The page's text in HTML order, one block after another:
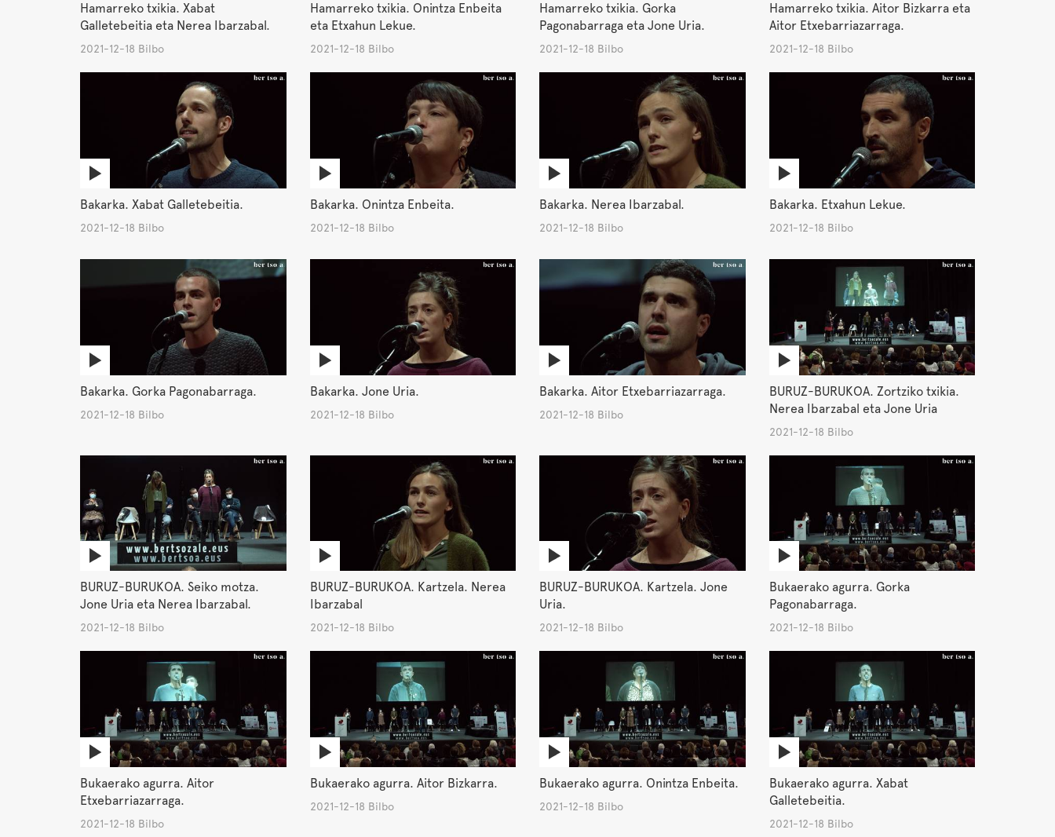
Hamarreko txikia. Xabat
Galletebeitia eta Nerea Ibarzabal.
2021-12-18 Bilbo
Hamarreko txikia. Onintza Enbeita
eta Etxahun Lekue.
2021-12-18 Bilbo
Hamarreko txikia. Gorka
Pagonabarraga eta Jone Uria.
2021-12-18 Bilbo
Hamarreko txikia. Aitor Bizkarra eta
Aitor Etxebarriazarraga.
2021-12-18 Bilbo
Bakarka. Xabat Galletebeitia.
2021-12-18 Bilbo
Bakarka. Onintza Enbeita.
2021-12-18 Bilbo
Bakarka. Nerea Ibarzabal.
2021-12-18 Bilbo
Bakarka. Etxahun Lekue.
2021-12-18 Bilbo
Bakarka. Gorka Pagonabarraga.
2021-12-18 Bilbo
Bakarka. Jone Uria.
2021-12-18 Bilbo
Bakarka. Aitor Etxebarriazarraga.
2021-12-18 Bilbo
BURUZ-BURUKOA. Zortziko txikia.
Nerea Ibarzabal eta Jone Uria
2021-12-18 Bilbo
BURUZ-BURUKOA. Seiko motza.
Jone Uria eta Nerea Ibarzabal.
2021-12-18 Bilbo
BURUZ-BURUKOA. Kartzela. Nerea
Ibarzabal
2021-12-18 Bilbo
BURUZ-BURUKOA. Kartzela. Jone
Uria.
2021-12-18 Bilbo
Bukaerako agurra. Gorka
Pagonabarraga.
2021-12-18 Bilbo
Bukaerako agurra. Aitor
Etxebarriazarraga.
2021-12-18 Bilbo
Bukaerako agurra. Aitor Bizkarra.
2021-12-18 Bilbo
Bukaerako agurra. Onintza Enbeita.
2021-12-18 Bilbo
Bukaerako agurra. Xabat
Galletebeitia.
2021-12-18 Bilbo